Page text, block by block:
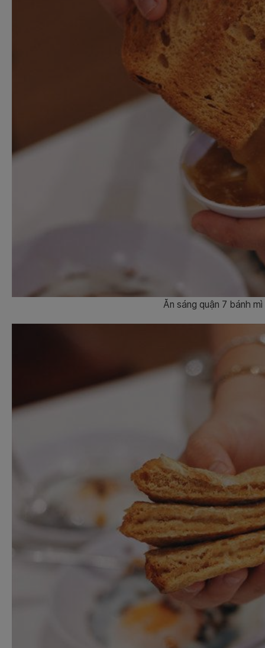
Ăn sáng quận 7 bánh